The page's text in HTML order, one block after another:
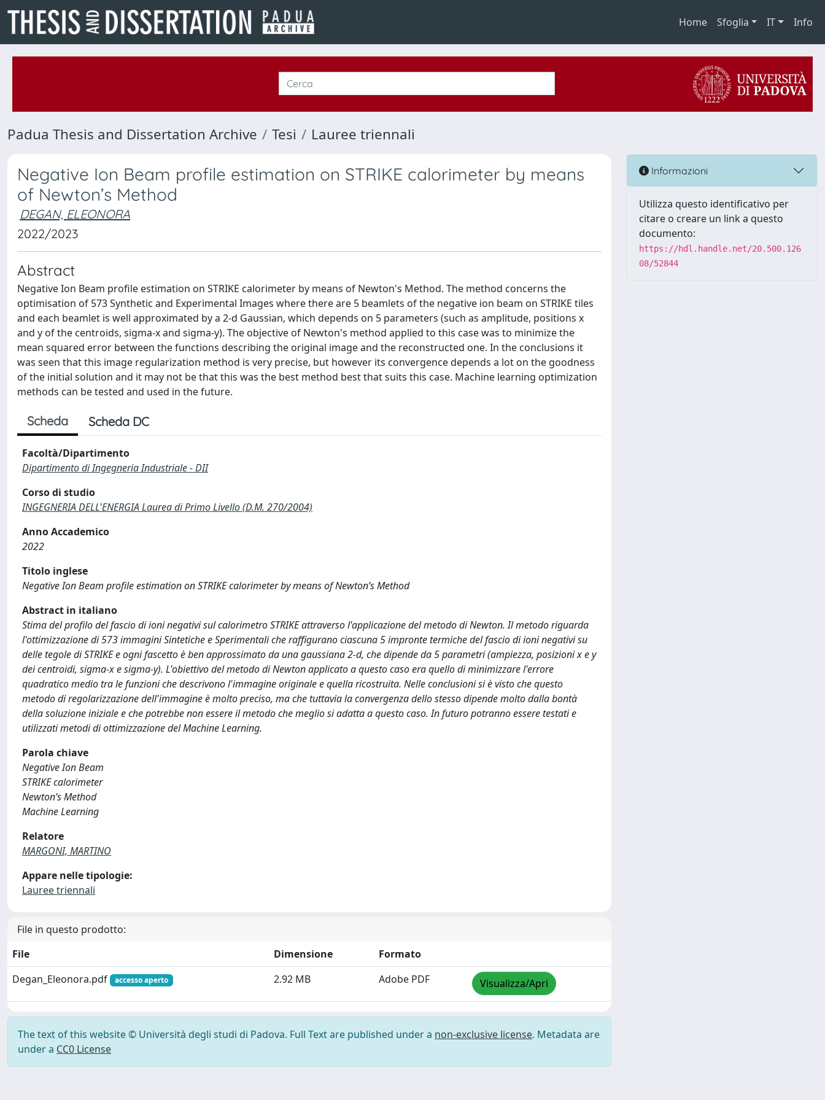
Home Sfoglia IT Info
Padua Thesis and Dissertation Archive Tesi Lauree triennali
Negative Ion Beam profile estimation on STRIKE calorimeter by means
of Newton’s Method
DEGAN, ELEONORA
2022/2023
Abstract
Negative Ion Beam profile estimation on STRIKE calorimeter by means of Newton's Method. The method concerns the
optimisation of 573 Synthetic and Experimental Images where there are 5 beamlets of the negative ion beam on STRIKE tiles
and each beamlet is well approximated by a 2-d Gaussian, which depends on 5 parameters (such as amplitude, positions x
and y of the centroids, sigma-x and sigma-y). The objective of Newton's method applied to this case was to minimize the
mean squared error between the functions describing the original image and the reconstructed one. In the conclusions it
was seen that this image regularization method is very precise, but however its convergence depends a lot on the goodness
of the initial solution and it may not be that this was the best method best that suits this case. Machine learning optimization
methods can be tested and used in the future.
Scheda Scheda DC
Facoltà/Dipartimento
Dipartimento di Ingegneria Industriale - DII
Corso di studio
INGEGNERIA DELL'ENERGIA Laurea di Primo Livello (D.M. 270/2004)
Anno Accademico
2022
Titolo inglese
Negative Ion Beam profile estimation on STRIKE calorimeter by means of Newton’s Method
Abstract in italiano
Stima del profilo del fascio di ioni negativi sul calorimetro STRIKE attraverso l'applicazione del metodo di Newton. Il metodo riguarda
l'ottimizzazione di 573 immagini Sintetiche e Sperimentali che raffigurano ciascuna 5 impronte termiche del fascio di ioni negativi su
delle tegole di STRIKE e ogni fascetto è ben approssimato da una gaussiana 2-d, che dipende da 5 parametri (ampiezza, posizioni x e y
dei centroidi, sigma-x e sigma-y). L'obiettivo del metodo di Newton applicato a questo caso era quello di minimizzare l'errore
quadratico medio tra le funzioni che descrivono l'immagine originale e quella ricostruita. Nelle conclusioni si è visto che questo
metodo di regolarizzazione dell'immagine è molto preciso, ma che tuttavia la convergenza dello stesso dipende molto dalla bontà
della soluzione iniziale e che potrebbe non essere il metodo che meglio si adatta a questo caso. In futuro potranno essere testati e
utilizzati metodi di ottimizzazione del Machine Learning.
Parola chiave
Negative Ion Beam
STRIKE calorimeter
Newton’s Method
Machine Learning
Relatore
MARGONI, MARTINO
Appare nelle tipologie:
Lauree triennali
File in questo prodotto:
File
Dimensione
Formato
Degan_Eleonora.pdf
accesso aperto 2.92 MB Adobe PDF Visualizza/Apri
The text of this website © Università degli studi di Padova. Full Text are published under a non-exclusive license. Metadata are
under a CC0 License
Informazioni
Utilizza questo identificativo per
citare o creare un link a questo
documento:
https://hdl.handle.net/20.500.126
08/52844